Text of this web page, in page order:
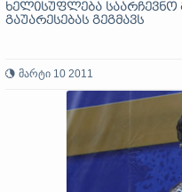
ხელისუფლება
გაუარესებას გეგმავს
მარტი 10 2011